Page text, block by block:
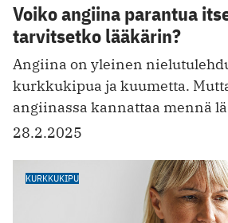
Voiko angiina parantua
tarvitsetko lääkärin?
Angiina on yleinen
kurkkukipua ja kuumetta.
angiinassa kannattaa mennä
28.2.2025
KURKKUKIPU